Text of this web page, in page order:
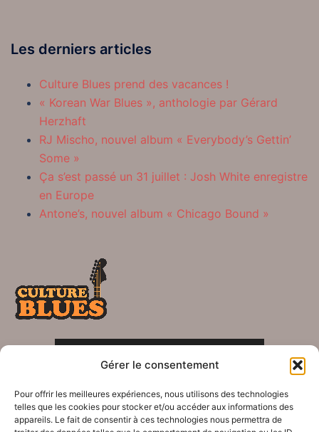
Gérer le consentement
Pour offrir les meilleures expériences, nous utilisons des technologies
telles que les cookies pour stocker et/ou accéder aux informations des
appareils. Le fait de consentir à ces technologies nous permettra de
Les derniers articles
Culture Blues prend des vacances !
« Korean War Blues », anthologie par Gérard
Herzhaft
RJ Mischo, nouvel album « Everybody’s Gettin’
Some »
Ça s’est passé un 31 juillet : Josh White enregistre
en Europe
Antone’s, nouvel album « Chicago Bound »
Crédits